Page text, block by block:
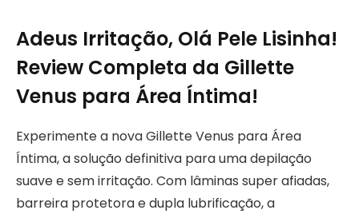
Adeus Irritação, Olá Pele Lisinha!
Review Completa da Gillette
Venus para Área Íntima!
Experimente a nova Gillette Venus para Área
Íntima, a solução definitiva para uma depilação
suave e sem irritação. Com lâminas super afiadas,
barreira protetora e dupla lubrificação, a